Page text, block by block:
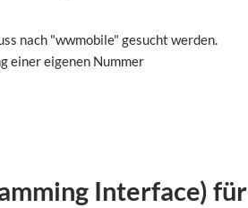
nach "wwmobile" gesucht werden.
einer eigenen Nummer
Interface) für